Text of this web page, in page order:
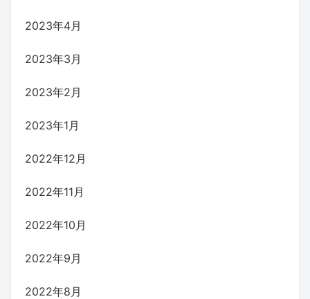
2023年4月
2023年3月
2023年2月
2023年1月
2022年12月
2022年11月
2022年10月
2022年9月
2022年8月